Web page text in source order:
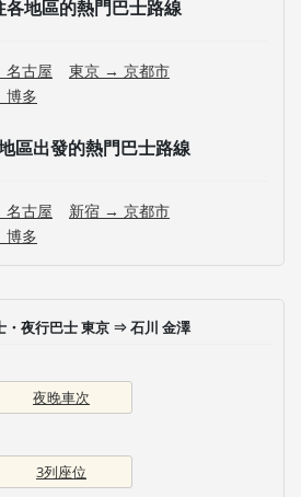
各地區的熱門巴士路線
古屋
東京 → 京都市
多
區出發的熱門巴士路線
古屋
新宿 → 京都市
多
・夜行巴士 東京 ⇒ 石川 金澤
夜晚車次
3列座位